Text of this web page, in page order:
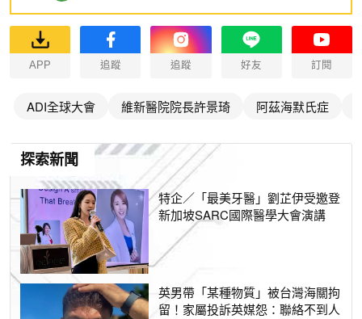
APP 追蹤 追蹤 好友 訂閱
ADI全球大會 維新醫院院長許景琦 阿茲海默氏症
探索新聞
特企／「最美牙醫」劉芷伊受邀登
新加坡SARC國際醫學大會演講
英男帶「某種物質」被台灣海關拘
留！家屬投訴英媒怨：聯絡不到人